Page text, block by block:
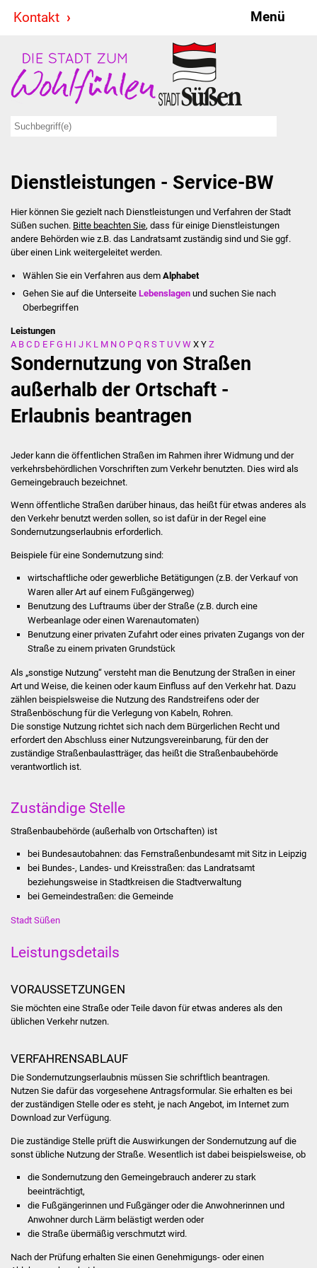
Kontakt Menü
Stadt & Politik
Bürgermeister
Ausschüsse
Ratsinformationssystem
Jugendbeirat
Summerrockfestival
Stadtverwaltung
Ansprechpartner
Behördenwegweiser
Veröffentlichungen
FNP / Bebauungspläne
Wahlen
Stadtinfo
Jubiläumsjahr 2021
Partnerstädte
Projekte
Ortsentwicklung
Dienstleistungen
Formulare
Bürgerinfos
Bildung
Schulen
Kindergärten
Dienstleistungen - Service-BW
Hier können Sie gezielt nach Dienstleistungen und Verfahren der Stadt
Süßen suchen. Bitte beachten Sie, dass für einige Dienstleistungen
andere Behörden wie z.B. das Landratsamt zuständig sind und Sie ggf.
über einen Link weitergeleitet werden.
Wählen Sie ein Verfahren aus dem Alphabet
Gehen Sie auf die UnterseiteLebenslagen und suchen Sie nach
Oberbegriffen
Leistungen
A B C D E F G H I J K L M N O P Q R S T U V W X Y Z
Sondernutzung von Straßen
außerhalb der Ortschaft -
Erlaubnis beantragen
Jeder kann die öffentlichen Straßen im Rahmen ihrer Widmung und der
verkehrsbehördlichen Vorschriften zum Verkehr benutzten. Dies wird als
Gemeingebrauch bezeichnet.
Wenn öffentliche Straßen darüber hinaus, das heißt für etwas anderes als
den Verkehr benutzt werden sollen, so ist dafür in der Regel eine
Sondernutzungserlaubnis erforderlich.
Beispiele für eine Sondernutzung sind:
wirtschaftliche oder gewerbliche Betätigungen(z.B. der Verkauf von
Waren aller Art auf einem Fußgängerweg)
Benutzung des Luftraums über der Straße(z.B. durch eine
Werbeanlage oder einen Warenautomaten)
Benutzung einer privaten Zufahrt oder eines privaten Zugangs von der
Straße zu einem privaten Grundstück
Als „sonstige Nutzung“ versteht man die Benutzung der Straßen in einer
Art und Weise, die keinen oder kaum Einfluss auf den Verkehr hat. Dazu
zählen beispielsweise die Nutzung des Randstreifens oder der
Straßenböschung für die Verlegung von Kabeln, Rohren.
Die sonstige Nutzung richtet sich nach dem Bürgerlichen Recht und
erfordert den Abschluss einer Nutzungsvereinbarung, für den der
zuständige Straßenbaulastträger, das heißt die Straßenbaubehörde
verantwortlich ist.
Zuständige Stelle
Straßenbaubehörde (außerhalb von Ortschaften) ist
bei Bundesautobahnen: das Fernstraßenbundesamt mit Sitz in Leipzig
bei Bundes-, Landes- und Kreisstraßen: das Landratsamt
beziehungsweise in Stadtkreisen die Stadtverwaltung
bei Gemeindestraßen: die Gemeinde
Stadt Süßen
Leistungsdetails
VORAUSSETZUNGEN
Sie möchten eine Straße oder Teile davon für etwas anderes als den
üblichen Verkehr nutzen.
VERFAHRENSABLAUF
Die Sondernutzungserlaubnis müssen Sie schriftlich beantragen.
Nutzen Sie dafür das vorgesehene Antragsformular. Sie erhalten es bei
der zuständigen Stelle oder es steht, je nach Angebot, im Internet zum
Download zur Verfügung.
Die zuständige Stelle prüft die Auswirkungen der Sondernutzung auf die
sonst übliche Nutzung der Straße. Wesentlich ist dabei beispielsweise, ob
die Sondernutzung den Gemeingebrauch anderer zu stark
beeinträchtigt,
die Fußgängerinnen und Fußgänger oder die Anwohnerinnen und
Anwohner durch Lärm belästigt werden oder
die Straße übermäßig verschmutzt wird.
Nach der Prüfung erhalten Sie einen Genehmigungs- oder einen